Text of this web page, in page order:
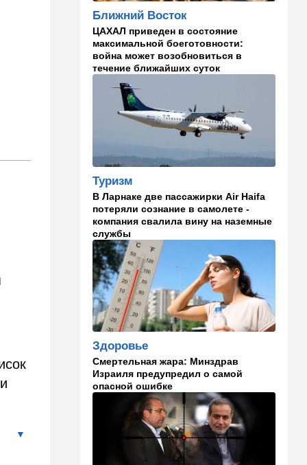
14:06 Транспорт
Что изменилось в аэропорту
Бен-Гурион после войны:
новые правила,
безопасность и советы
пассажирам
13:58 Здоровье
Какие продукты помогают
что выяснили ученые
13:47 Ближний Восток
Турция все ближе подходит
к опасной черте в
отношениях с Израилем:
провокационное заявление
13:45 В мире
Помидоры научились
предупреждать соседей об
опасном вирусе
Что действительно помогает
пережить израильскую
жару, а что является мифом.
Разбираемся
Израиль
США суют Израилю палки в
колеса после гибели
военных в Ливане
Ближний Восток
ЦАХАЛ приведен в состояние
максимальной боеготовности:
война может возобновиться в
течение ближайших суток
Туризм
В Ларнаке две пассажирки Air Haifa
потеряли сознание в самолете -
компания свалила вину на наземные
службы
Здоровье
Смертельная жара: Минздрав
Израиля предупредил о самой
опасной ошибке